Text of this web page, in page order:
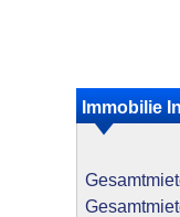
Immobilie